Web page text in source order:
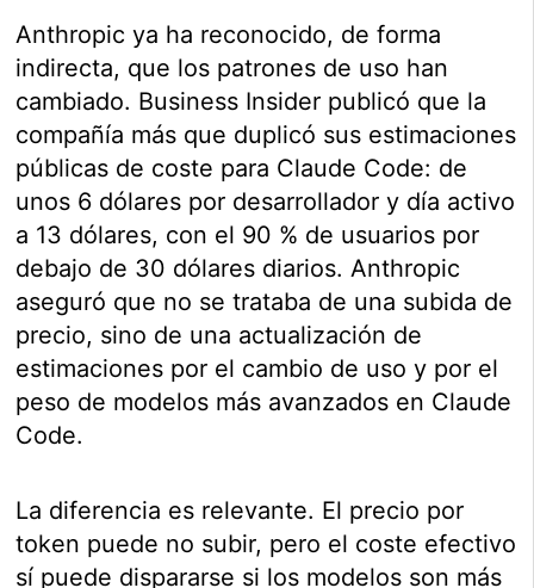
Anthropic ya ha reconocido, de forma
indirecta, que los patrones de uso han
cambiado. Business Insider publicó que la
compañía más que duplicó sus estimaciones
públicas de coste para Claude Code: de
unos 6 dólares por desarrollador y día activo
a 13 dólares, con el 90 % de usuarios por
debajo de 30 dólares diarios. Anthropic
aseguró que no se trataba de una subida de
precio, sino de una actualización de
estimaciones por el cambio de uso y por el
peso de modelos más avanzados en Claude
Code.
La diferencia es relevante. El precio por
token puede no subir, pero el coste efectivo
sí puede dispararse si los modelos son más